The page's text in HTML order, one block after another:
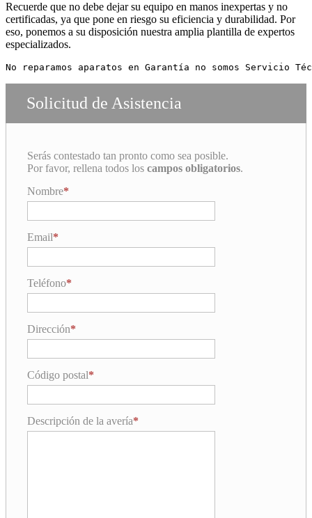
Recuerde que no debe dejar su equipo en manos inexpertas y no
certificadas, ya que pone en riesgo su eficiencia y durabilidad. Por
eso, ponemos a su disposición nuestra amplia plantilla de expertos
especializados.
No reparamos aparatos en Garantía no somos Servicio
Solicitud de Asistencia
Serás contestado tan pronto como sea posible.
Por favor, rellena todos los campos obligatorios.
Nombre
Email
Teléfono
Dirección
Código postal
Descripción de la avería